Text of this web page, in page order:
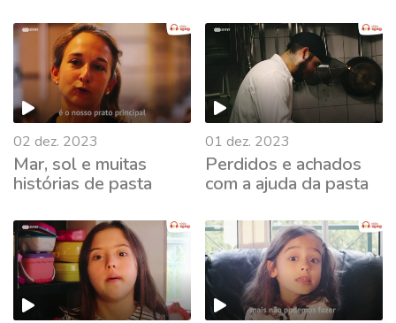
02 dez. 2023
Mar, sol e muitas
histórias de pasta
01 dez. 2023
Perdidos e achados
com a ajuda da pasta
731129